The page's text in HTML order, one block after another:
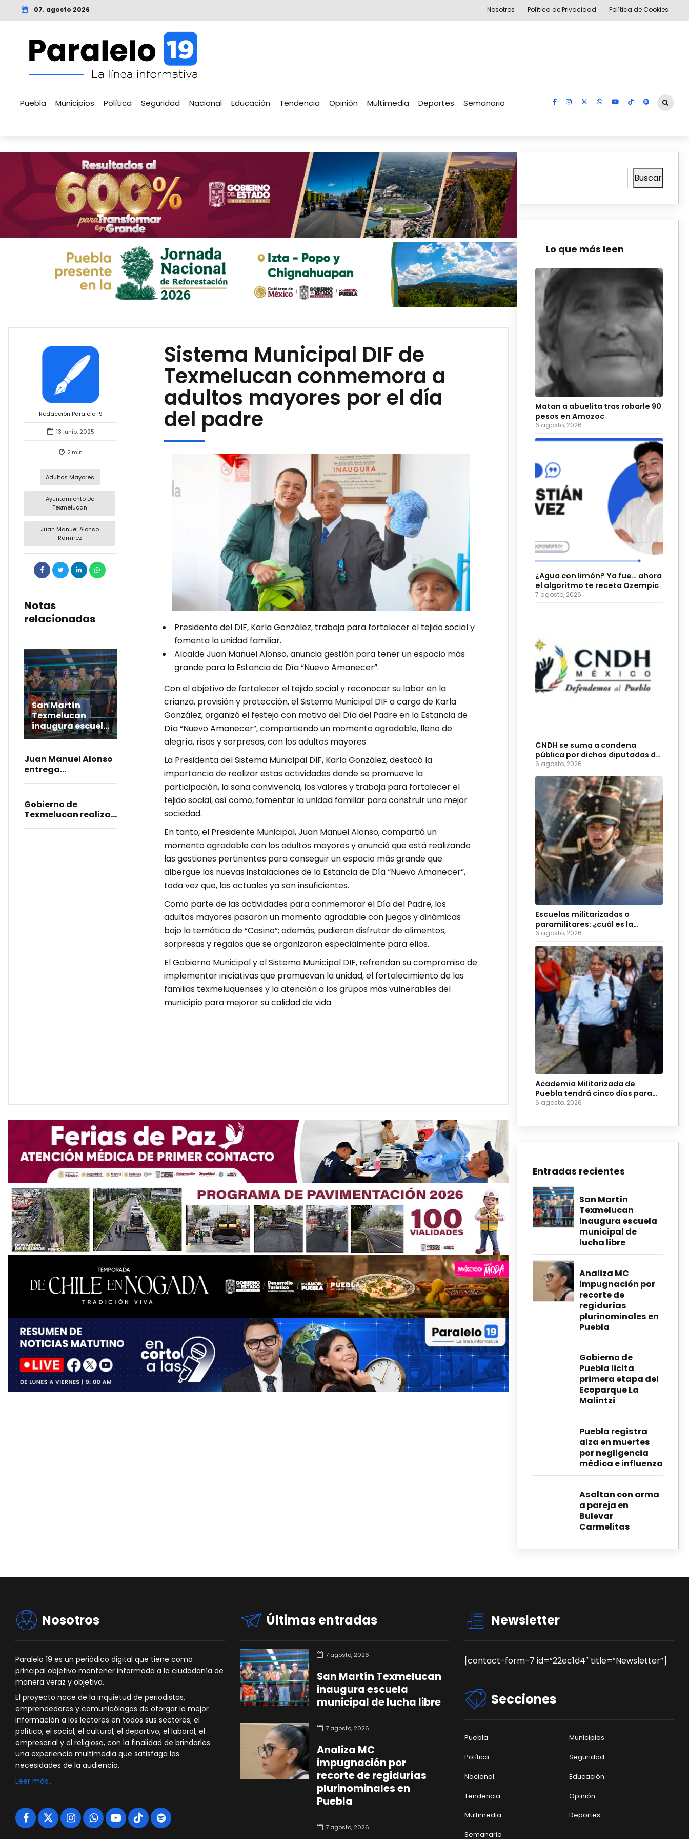
07. agosto 2026 Nosotros Política de Privacidad Política de Cookies
Puebla Municipios Política Seguridad Nacional Educación Tendencia Opinión Multimedia Deportes Semanario
Redacción Paralelo 19
13 junio, 2025
2 min
Adultos Mayores
Ayuntamiento De
Texmelucan
Juan Manuel Alonso
Ramírez
Notas
relacionadas
San Martín
Texmelucan
inaugura escuela
municipal de
Juan Manuel Alonso
entrega
Temaxcalac
Gobierno de
Texmelucan realiza
Sistema Municipal DIF de
Texmelucan conmemora a
adultos mayores por el día
del padre
Presidenta del DIF, Karla González, trabaja para fortalecer el tejido social y
fomenta la unidad familiar.
Alcalde Juan Manuel Alonso, anuncia gestión para tener un espacio más
grande para la Estancia de Día “Nuevo Amanecer”.
Con el objetivo de fortalecer el tejido social y reconocer su labor en la
crianza, provisión y protección, el Sistema Municipal DIF a cargo de Karla
González, organizó el festejo con motivo del Día del Padre en la Estancia de
Día “Nuevo Amanecer”, compartiendo un momento agradable, lleno de
alegría, risas y sorpresas, con los adultos mayores.
La Presidenta del Sistema Municipal DIF, Karla González, destacó la
importancia de realizar estas actividades donde se promueve la
participación, la sana convivencia, los valores y trabaja para fortalecer el
tejido social, así como, fomentar la unidad familiar para construir una mejor
sociedad.
En tanto, el Presidente Municipal, Juan Manuel Alonso, compartió un
momento agradable con los adultos mayores y anunció que está realizando
las gestiones pertinentes para conseguir un espacio más grande que
albergue las nuevas instalaciones de la Estancia de Día “Nuevo Amanecer”,
toda vez que, las actuales ya son insuficientes.
Como parte de las actividades para conmemorar el Día del Padre, los
adultos mayores pasaron un momento agradable con juegos y dinámicas
bajo la temática de “Casino”; además, pudieron disfrutar de alimentos,
sorpresas y regalos que se organizaron especialmente para ellos.
El Gobierno Municipal y el Sistema Municipal DIF, refrendan su compromiso de
implementar iniciativas que promuevan la unidad, el fortalecimiento de las
familias texmeluquenses y la atención a los grupos más vulnerables del
municipio para mejorar su calidad de vida.
Buscar
Lo que más leen
Matan a abuelita tras robarle 90
pesos en Amozoc
6 agosto, 2026
¿Agua con limón? Ya fue… ahora
el algoritmo te receta Ozempic
7 agosto, 2026
CNDH se suma a condena
pública por dichos diputadas de
Morena
6 agosto, 2026
Escuelas militarizadas o
paramilitares: ¿cuál es la
diferencia?
6 agosto, 2026
Academia Militarizada de
Puebla tendrá cinco días para
evitar suspensión
6 agosto, 2026
Entradas recientes
San Martín
Texmelucan
inaugura escuela
municipal de
lucha libre
Analiza MC
impugnación por
recorte de
regidurías
plurinominales en
Puebla
Gobierno de
Puebla licita
primera etapa del
Ecoparque La
Malintzi
Puebla registra
alza en muertes
por negligencia
médica e influenza
Asaltan con arma
a pareja en
Bulevar
Carmelitas
Nosotros
Paralelo 19 es un periódico digital que tiene como
principal objetivo mantener informada a la ciudadanía de
manera veraz y objetiva.
El proyecto nace de la inquietud de periodistas,
emprendedores y comunicólogos de otorgar la mejor
información a los lectores en todos sus sectores; el
político, el social, el cultural, el deportivo, el laboral, el
empresarial y el religioso, con la finalidad de brindarles
una experiencia multimedia que satisfaga las
necesidades de la audiencia.
Leer más…
Últimas entradas
7 agosto, 2026
San Martín Texmelucan
inaugura escuela
municipal de lucha libre
7 agosto, 2026
Analiza MC
impugnación por
recorte de regidurías
plurinominales en
Puebla
7 agosto, 2026
Newsletter
[contact-form-7 id=”22ec1d4″ title=”Newsletter”]
Secciones
Puebla
Municipios
Política
Seguridad
Nacional
Educación
Tendencia
Opinión
Multimedia
Deportes
Semanario